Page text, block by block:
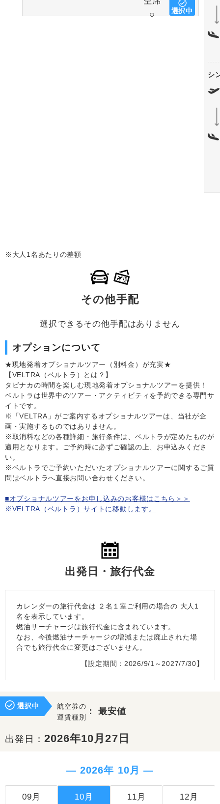
○
選択中
シ
※大人1名あたりの差額
その他手配
選択できるその他手配はありません
オプションについて
★現地発着オプショナルツアー（別料金）が充実★
【VELTRA（ベルトラ）とは？】
タビナカの時間を楽しむ現地発着オプショナルツアーを提供！
ベルトラは世界中のツアー・アクティビティを予約できる専門サ
イトです。
※「VELTRA」がご案内するオプショナルツアーは、当社が企
画・実施するものではありません。
※取消料などの各種詳細・旅行条件は、ベルトラが定めたものが
適用となります。ご予約時に必ずご確認の上、お申込みくださ
い。
※ベルトラでご予約いただいたオプショナルツアーに関するご質
問はベルトラへ直接お問い合わせください。
■オプショナルツアーをお申し込みのお客様はこちら＞＞
※VELTRA（ベルトラ）サイトに移動します。
出発日・旅行代金
カレンダーの旅行代金は ２名１室ご利用の場合の 大人1
名を表示しています。
燃油サーチャージは旅行代金に含まれています。
なお、今後燃油サーチャージの増減または廃止された場
合でも旅行代金に変更はございません。
【設定期間：2026/9/1～2027/7/30】
選択中
航空券の
運賃種別
：最安値
出発日： 2026年10月27日
― 2026年 10月 ―
09月 10月 11月 12月